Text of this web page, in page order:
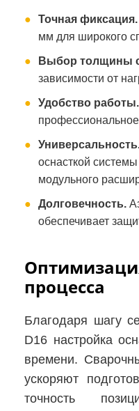
Точная фиксация.
мм для широкого
Выбор толщины
зависимости от
Удобство работы.
оснасткой
модульного
Долговечность.
обеспечивает
процесса
Благодаря шагу
D16 настройка
времени.
ускоряют
точность